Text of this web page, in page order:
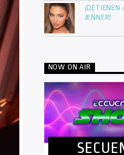
¡DETIENEN
JENNER!
NOW ON AIR